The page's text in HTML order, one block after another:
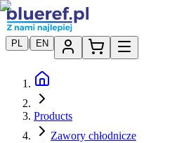
PL | EN
Products
Zawory chłodnicze